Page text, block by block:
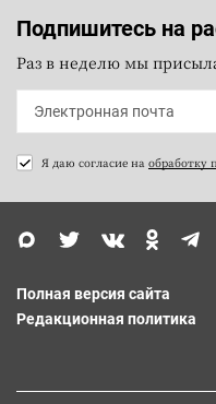
Подпишитесь на
Раз в неделю мы
Я даю согласие на обработку
Полная версия сайта
Редакционная политика